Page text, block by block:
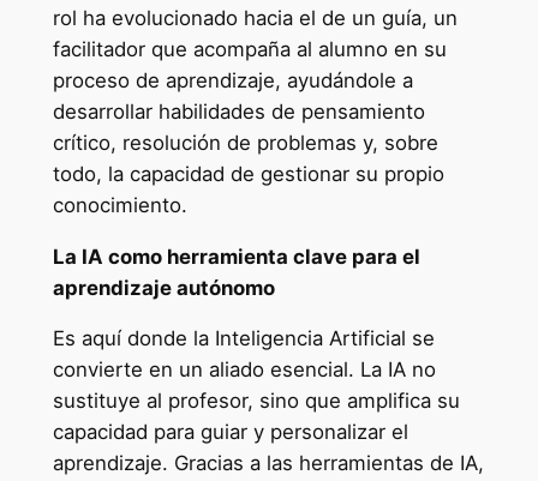
rol ha evolucionado hacia el de un guía, un
facilitador que acompaña al alumno en su
proceso de aprendizaje, ayudándole a
desarrollar habilidades de pensamiento
crítico, resolución de problemas y, sobre
todo, la capacidad de gestionar su propio
conocimiento.
La IA como herramienta clave para el
aprendizaje autónomo
Es aquí donde la Inteligencia Artificial se
convierte en un aliado esencial. La IA no
sustituye al profesor, sino que amplifica su
capacidad para guiar y personalizar el
aprendizaje. Gracias a las herramientas de IA,